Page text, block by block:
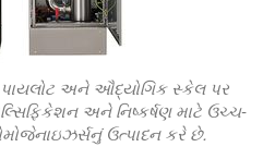
પાયલોટ અને ઔદ્યોગિક સ્કેલ પર
અને નિષ્કર્ષણ માટે ઉચ્ચ-
ઉત્પાદન કરે છે.